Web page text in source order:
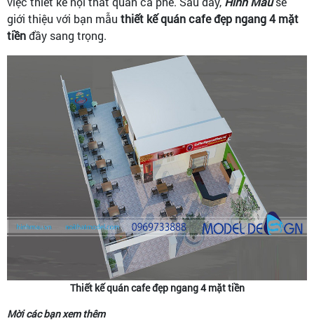
giới thiệu với bạn mẫu thiết kế quán cafe đẹp ngang 4 mặt
tiềnđầy sang trọng.
Thiết kế quán cafe đẹp ngang 4 mặt tiền
Mời các bạn xem thêm